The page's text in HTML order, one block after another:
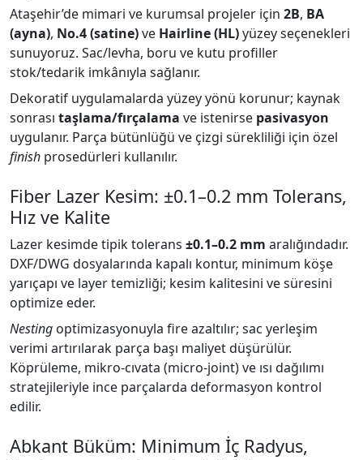
Ataşehir’de mimari ve kurumsal projeler için 2B, BA
(ayna), No.4 (satine)ve Hairline (HL)yüzey seçenekleri
sunuyoruz. Sac/levha, boru ve kutu profiller
stok/tedarik imkânıyla sağlanır.
Dekoratif uygulamalarda yüzey yönü korunur; kaynak
sonrası taşlama/fırçalama ve istenirse pasivasyon
uygulanır. Parça bütünlüğü ve çizgi sürekliliği için özel
finish prosedürleri kullanılır.
Fiber Lazer Kesim: ±0.1–0.2 mm Tolerans,
Hız ve Kalite
Lazer kesimde tipik tolerans ±0.1–0.2 mm aralığındadır.
DXF/DWG dosyalarında kapalı kontur, minimum köşe
yarıçapı ve layer temizliği; kesim kalitesini ve süresini
optimize eder.
Nesting optimizasyonuyla fire azaltılır; sac yerleşim
verimi artırılarak parça başı maliyet düşürülür.
Köprüleme, mikro-cıvata (micro-joint) ve ısı dağılımı
stratejileriyle ince parçalarda deformasyon kontrol
edilir.
Abkant Büküm: Minimum İç Radyus,